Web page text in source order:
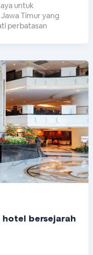
untuk
Timur yang
perbatasan
hotel bersejarah